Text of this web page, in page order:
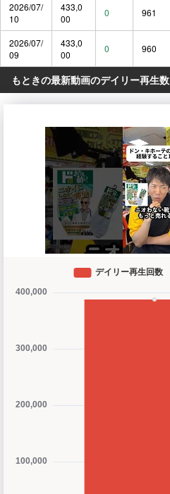
2026/07/
10
433,0
00
0 961
2026/07/
09
433,0
00
0 960
もときの最新動画のデイリー再生数